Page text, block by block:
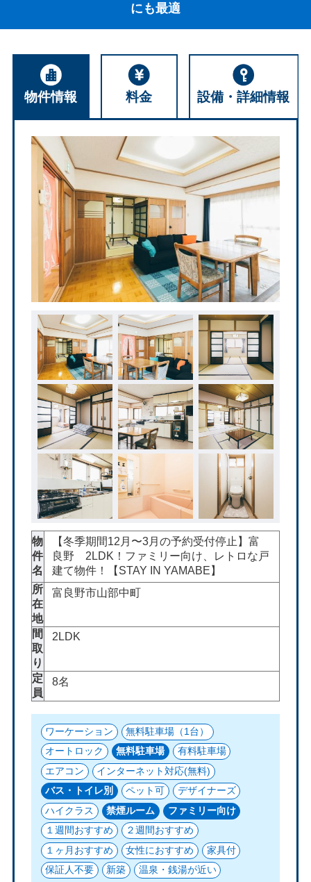
にも最適
物件情報 料金 設備・詳細情報
物
件
名
【冬季期間12月〜3月の予約受付停止】富
良野 2LDK！ファミリー向け、レトロな戸
建て物件！【STAY IN YAMABE】
所
在
地
富良野市山部中町
間
取
り
2LDK
定
員
8名
ワーケーション
無料駐車場（1台）
オートロック
無料駐車場
有料駐車場
エアコン
インターネット対応(無料)
バス・トイレ別
ペット可
デザイナーズ
ハイクラス
禁煙ルーム
ファミリー向け
１週間おすすめ
２週間おすすめ
１ヶ月おすすめ
女性におすすめ
家具付
保証人不要
新築
温泉・銭湯が近い